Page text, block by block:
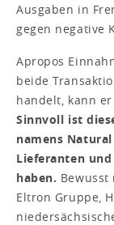
Ausgaben in
gegen negative
Apropos
beide
handelt, kann
Sinnvoll ist
namens
Lieferanten
haben.
Eltron Gruppe,